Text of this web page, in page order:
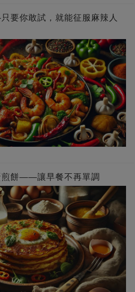
要你敢試，就能征服麻辣人
煎餅——讓早餐不再單調